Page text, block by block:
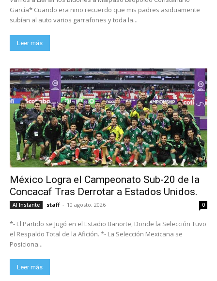
García* Cuando era niño recuerdo que mis padres asiduamente
subían al auto varios garrafones y toda la...
Leer más
México Logra el Campeonato Sub-20 de la
Concacaf Tras Derrotar a Estados Unidos.
Al Instante staff - 10 agosto, 2026 0
*- El Partido se Jugó en el Estadio Banorte, Donde la Selección Tuvo
el Respaldo Total de la Afición. *- La Selección Mexicana se
Posiciona...
Leer más